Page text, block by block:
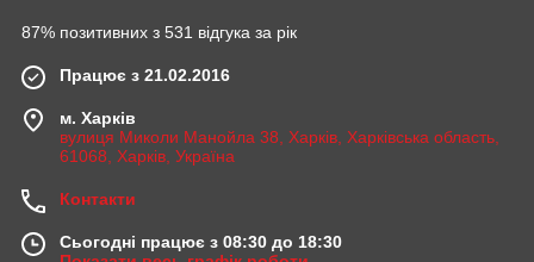
87% позитивних з 531 відгука за рік
Працює з 21.02.2016
м. Харків
вулиця Миколи Манойла 38, Харків, Харківська область,
61068, Харків, Україна
Контакти
Сьогодні працює з 08:30 до 18:30